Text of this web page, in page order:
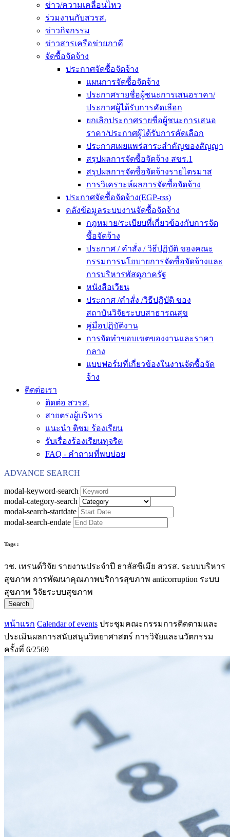
ข่าว/ความเคลื่อนไหว
ร่วมงานกับสวรส.
ข่าวกิจกรรม
ข่าวสารเครือข่ายภาคี
จัดซื้อจัดจ้าง
ประกาศจัดซื้อจัดจ้าง
แผนการจัดซื้อจัดจ้าง
ประกาศรายชื่อผู้ชนะการเสนอราคา/
ประกาศผู้ได้รับการคัดเลือก
ยกเลิกประกาศรายชื่อผู้ชนะการเสนอ
ราคา/ประกาศผู้ได้รับการคัดเลือก
ประกาศเผยแพร่สาระสำคัญของสัญญา
สรุปผลการจัดซื้อจัดจ้าง สขร.1
สรุปผลการจัดซื้อจัดจ้างรายไตรมาส
การวิเคราะห์ผลการจัดซื้อจัดจ้าง
ประกาศจัดซื้อจัดจ้าง(EGP-rss)
คลังข้อมูลระบบงานจัดซื้อจัดจ้าง
กฎหมาย/ระเบียบที่เกี่ยวข้องกับการจัด
ซื้อจัดจ้าง
ประกาศ / คำสั่ง / วิธีปฏิบัติ ของคณะ
กรรมการนโยบายการจัดซื้อจัดจ้างและ
การบริหารพัสดุภาครัฐ
หนังสือเวียน
ประกาศ /คำสั่ง /วิธีปฏิบัติ ของ
สถาบันวิจัยระบบสาธารณสุข
คู่มือปฏิบัติงาน
การจัดทำขอบเขตของงานและราคา
กลาง
แบบฟอร์มที่เกี่ยวข้องในงานจัดซื้อจัด
จ้าง
ติดต่อเรา
ติดต่อ สวรส.
สายตรงผู้บริหาร
แนะนำ ติชม ร้องเรียน
รับเรื่องร้องเรียนทุจริต
FAQ - คำถามที่พบบ่อย
ADVANCE SEARCH
modal-keyword-search
modal-category-search
modal-search-startdate
modal-search-endate
Tags :
วช. เทรนด์วิจัย รายงานประจำปี ธาลัสซีเมีย สวรส. ระบบบริหาร
สุขภาพ การพัฒนาคุณภาพบริการสุขภาพ anticorruption ระบบ
สุขภาพ วิจัยระบบสุขภาพ
Search
หน้าแรก Calendar of events ประชุมคณะกรรมการติดตามและ
ประเมินผลการสนับสนุนวิทยาศาสตร์ การวิจัยและนวัตกรรม
ครั้งที่ 6/2569